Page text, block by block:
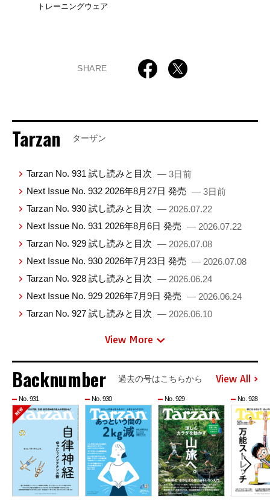
トレーニングウェア
SHARE
Tarzan ターザン
Tarzan No. 931 試し読みと目次 — 3日前
Next Issue No. 932 2026年8月27日 発売 — 3日前
Tarzan No. 930 試し読みと目次 — 2026.07.22
Next Issue No. 931 2026年8月6日 発売 — 2026.07.22
Tarzan No. 929 試し読みと目次 — 2026.07.08
Next Issue No. 930 2026年7月23日 発売 — 2026.07.08
Tarzan No. 928 試し読みと目次 — 2026.06.24
Next Issue No. 929 2026年7月9日 発売 — 2026.06.24
Tarzan No. 927 試し読みと目次 — 2026.06.10
View More
Backnumber 過去の号はこちらから View All
No. 931 No. 930 No. 929 No. 928